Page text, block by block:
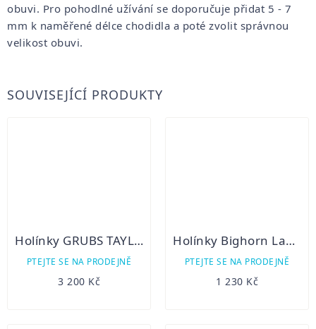
obuvi. Pro pohodlné užívání se doporučuje přidat 5 - 7
mm k naměřené délce chodidla a poté zvolit správnou
velikost obuvi.
SOUVISEJÍCÍ PRODUKTY
Holínky GRUBS TAYLINE 5.0
PTEJTE SE NA PRODEJNĚ
3 200 Kč
Holínky Bighorn Labrador
PTEJTE SE NA PRODEJNĚ
1 230 Kč